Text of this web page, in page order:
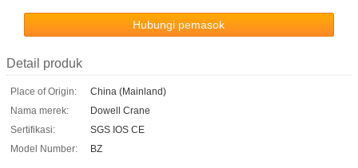
Hubungi pemasok
Detail produk
Place of Origin:
China (Mainland)
Nama merek:
Dowell Crane
Sertifikasi:
SGS IOS CE
Model Number:
BZ